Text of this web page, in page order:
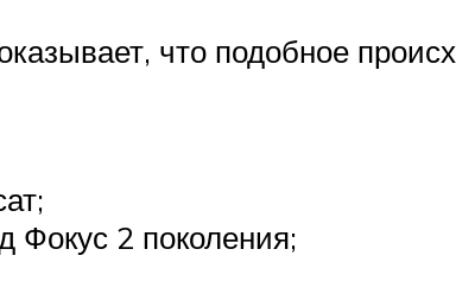
что подобное
Фокус 2 поколения;